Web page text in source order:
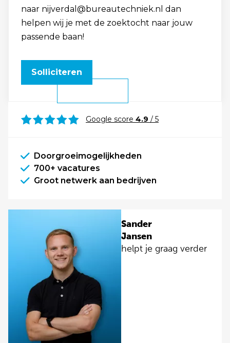
naar nijverdal@bureautechniek.nl dan
helpen wij je met de zoektocht naar jouw
passende baan!
Solliciteren
Google score 4.9 / 5
Doorgroeimogelijkheden
700+ vacatures
Groot netwerk aan bedrijven
Sander
Jansen
helpt je graag verder